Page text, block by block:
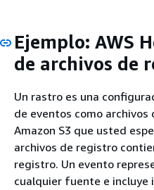
Ejemplo: AWS
de archivos de
Un rastro es una
de eventos como
Amazon S3 que usted
archivos de registro
registro. Un evento
cualquier fuente e incluye